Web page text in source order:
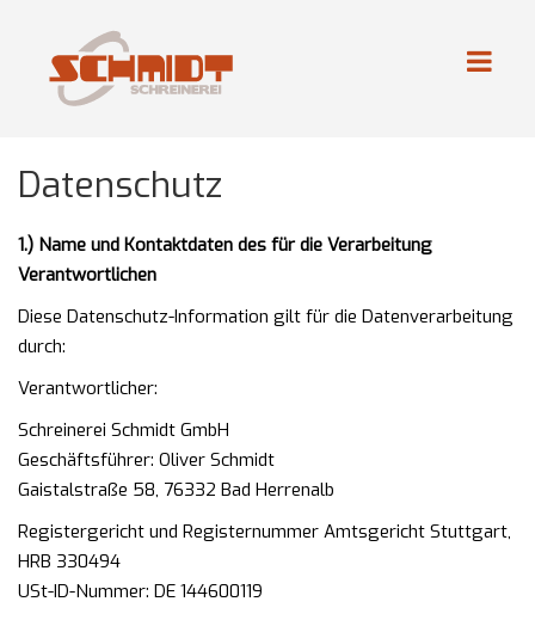
Datenschutz
1.) Name und Kontaktdaten des für die Verarbeitung
Verantwortlichen
Diese Datenschutz-Information gilt für die Datenverarbeitung
durch:
Verantwortlicher:
Schreinerei Schmidt GmbH
Geschäftsführer: Oliver Schmidt
Gaistalstraße 58, 76332 Bad Herrenalb
Registergericht und Registernummer Amtsgericht Stuttgart,
HRB 330494
USt-ID-Nummer: DE 144600119